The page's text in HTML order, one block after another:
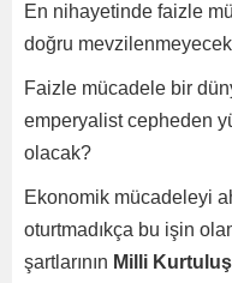
En nihayetinde faizle
doğru
Faizle mücadele bir
emperyalist cepheden
olacak?
Ekonomik mücadeleyi
oturtmadıkça bu işin
şartlarının Milli